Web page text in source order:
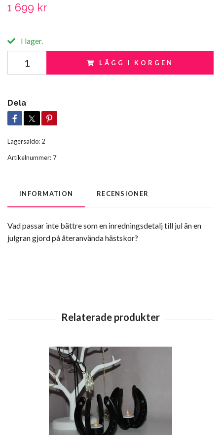
1 699 kr
I lager.
LÄGG I KORGEN
Dela
Lagersaldo: 2
Artikelnummer: 7
INFORMATION RECENSIONER
Vad passar inte bättre som en inredningsdetalj till jul än en
julgran gjord på återanvända hästskor?